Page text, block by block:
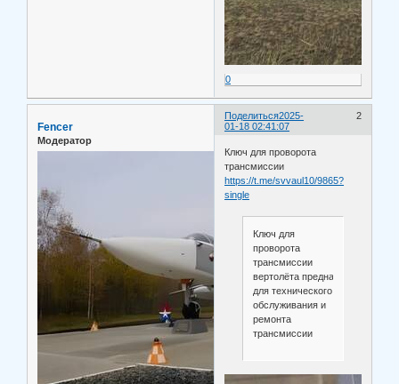
0
Поделиться 2
2025-
01-18 02:41:07
Fencer
Модератор
Ключ для проворота
трансмиссии
https://t.me/svvaul10/9865?
single
Ключ для
проворота
трансмиссии
вертолёта предназначен
для технического
обслуживания и
ремонта
трансмиссии